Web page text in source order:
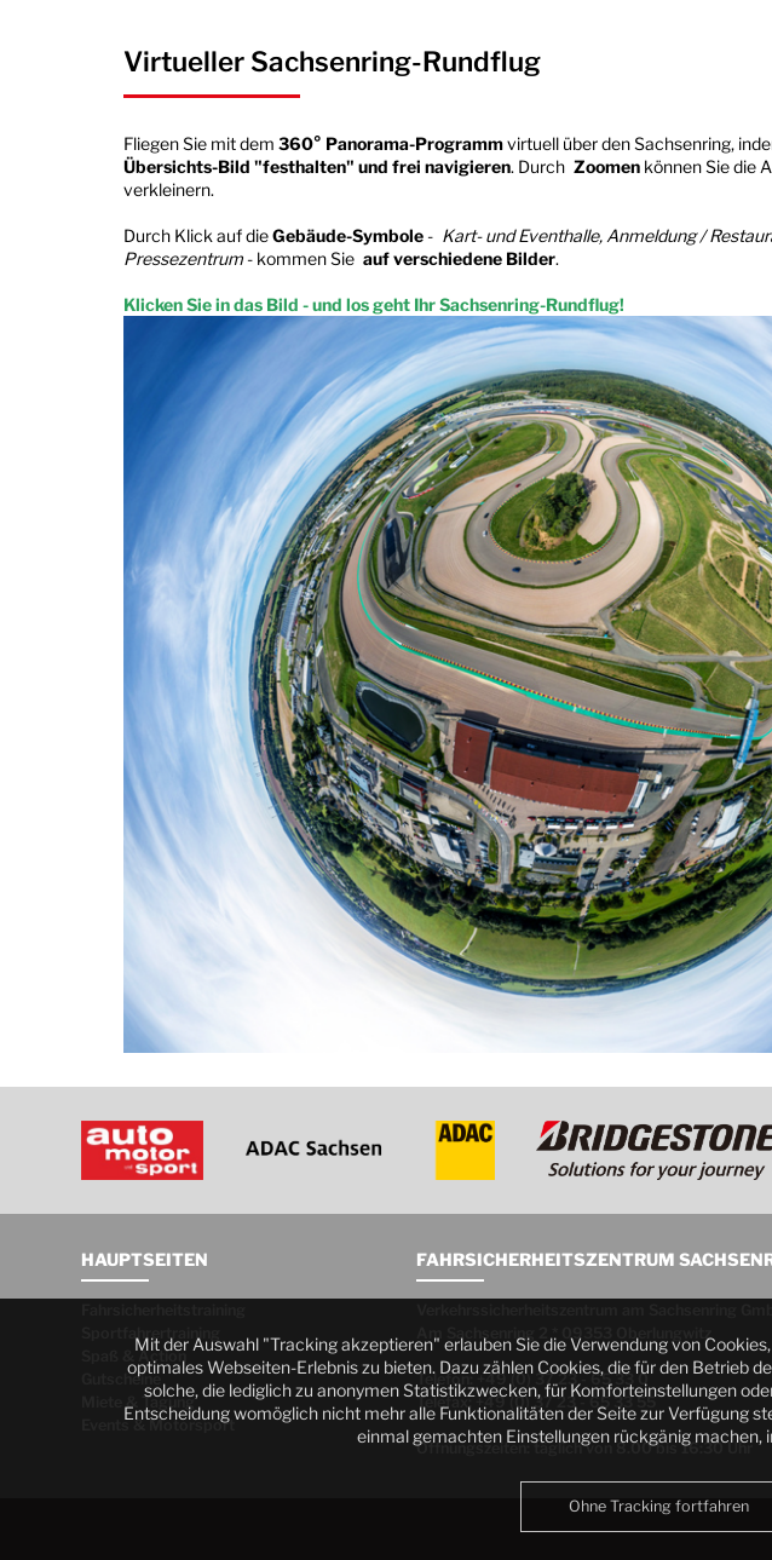
Virtueller Sachsenring-Rundflug
Fliegen Sie mit dem 360° Panorama-Programmvirtuell über den Sachsenring,
Übersichts-Bild "festhalten" und frei navigieren. Durch Zoomen können Sie die
verkleinern.
Durch Klick auf dieGebäude-Symbole - Kart- und Eventhalle, Anmeldung /
Pressezentrum - kommen Sie auf verschiedene Bilder.
Klicken Sie in das Bild - und los geht Ihr Sachsenring-Rundflug!
HAUPTSEITEN
Sportfahrertraining
Spaß & Action
Gutscheine
Miete & Tagung
Events & Motorsport
FAHRSICHERHEITSZENTRUM
Am Sachsenring 2 * 09353 Oberlungwitz
Telefon: +49 (0) 37 23 - 65 33 0
Telefax: +49 (0) 37 23 - 65 33 55
Öffnungszeiten: täglich von 8.00 bis 16:30 Uhr
Mit der Auswahl "Tracking akzeptieren" erlauben Sie die Verwendung von
optimales Webseiten-Erlebnis zu bieten. Dazu zählen Cookies, die für den Betrieb
solche, die lediglich zu anonymen Statistikzwecken, für Komforteinstellungen
Entscheidung womöglich nicht mehr alle Funktionalitäten der Seite zur Verfügung
einmal gemachten Einstellungen rückgänig machen,
Ohne Tracking fortfahren